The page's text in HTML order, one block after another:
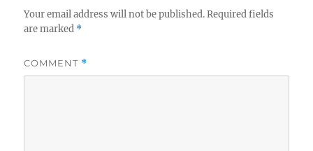
Your email address will not be published. Required fields
are marked *
COMMENT *